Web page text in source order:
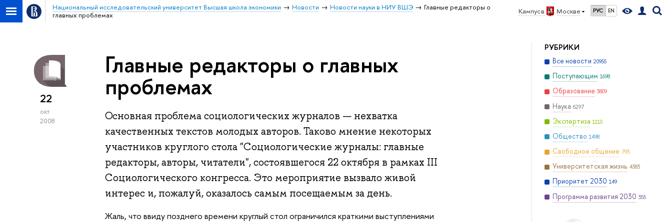
Кампус в Москве РУС EN
Национальный исследовательский университет Высшая школа экономики Новости Новости науки в НИУ ВШЭ
Главные редакторы о
главных проблемах
РУБРИКИ
Все новости 20955
Поступающим 1698
Образование 3809
Наука 6297
Экспертиза 1110
Общество 1498
Свободное общение 793
Университетская жизнь 4383
Приоритет 2030 149
Программа развития 2030 355
22
окт
2008
Главные редакторы о главных
проблемах
Основная проблема социологических журналов — нехватка
качественных текстов молодых авторов. Таково мнение некоторых
участников круглого стола "Социологические журналы: главные
редакторы, авторы, читатели", состоявшегося 22 октября в рамках III
Социологического конгресса. Это мероприятие вызвало живой
интерес и, пожалуй, оказалось самым посещаемым за день.
Жаль, что ввиду позднего времени круглый стол ограничился краткими выступлениями